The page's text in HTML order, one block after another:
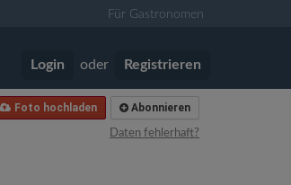
Für Gastronomen
Login oder Registrieren
Abonnieren
Foto hochladen
Daten fehlerhaft?